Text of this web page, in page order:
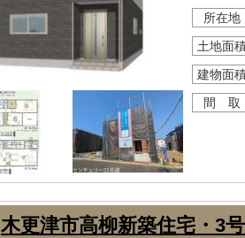
所在地
土地面
建物面
間 取
木更津市高柳新築住宅・3